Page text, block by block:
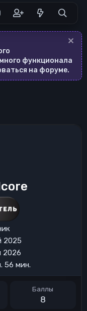
функционала
на форуме.
2025
2026
56 мин.
Баллы
8